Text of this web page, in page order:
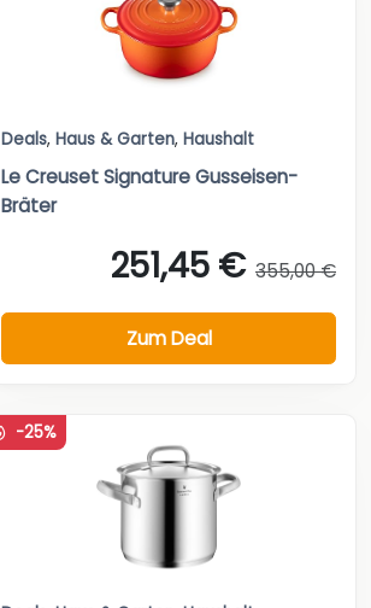
Deals, Haus & Garten, Haushalt
Le Creuset Signature Gusseisen-
Bräter
251,45 € 355,00 €
Zum Deal
-25%